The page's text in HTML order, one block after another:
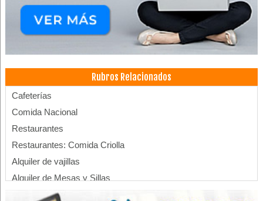
Rubros Relacionados
Cafeterías
Comida Nacional
Restaurantes
Restaurantes: Comida Criolla
Alquiler de vajillas
Alquiler de Mesas y Sillas
Cristalería